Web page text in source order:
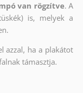
van rögzítve. A
is, melyek a
azzal, ha a plakátot
támasztja.